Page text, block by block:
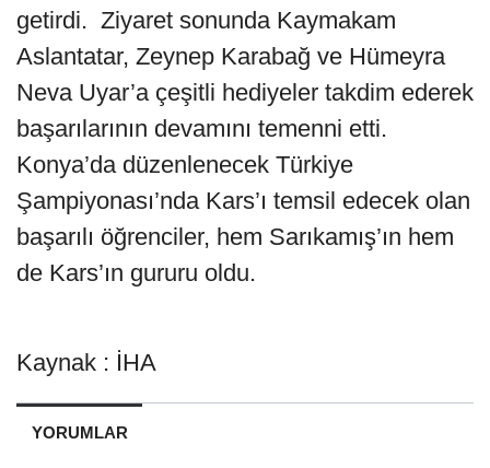
getirdi. Ziyaret sonunda Kaymakam
Aslantatar, Zeynep Karabağ ve Hümeyra
Neva Uyar’a çeşitli hediyeler takdim ederek
başarılarının devamını temenni etti.
Konya’da düzenlenecek Türkiye
Şampiyonası’nda Kars’ı temsil edecek olan
başarılı öğrenciler, hem Sarıkamış’ın hem
de Kars’ın gururu oldu.
Kaynak : İHA
YORUMLAR